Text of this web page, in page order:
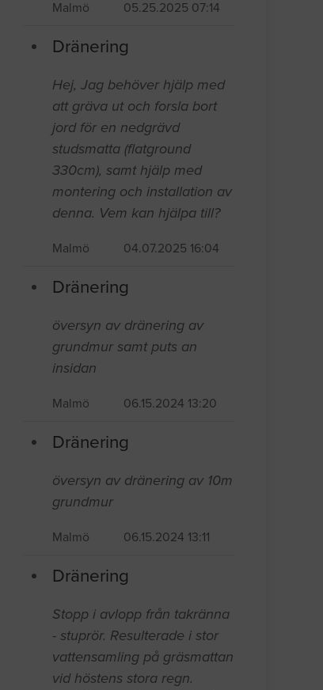
Malmö 05.25.2025 07:14
Dränering
Hej, Jag behöver hjälp med
att gräva ut och forsla bort
jord för en nedgrävd
studsmatta (flatground
330cm), samt hjälp med
montering och installation av
denna. Vem kan hjälpa till?
Malmö 04.07.2025 16:04
Dränering
översyn av dränering av
grundmur samt puts an
insidan
Malmö 06.15.2024 13:20
Dränering
översyn av dränering av 10m
grundmur
Malmö 06.15.2024 13:11
Dränering
Stopp i avlopp från takränna
- stuprör. Resulterade i stor
vattensamling på gräsmattan
vid höstens stora regn.